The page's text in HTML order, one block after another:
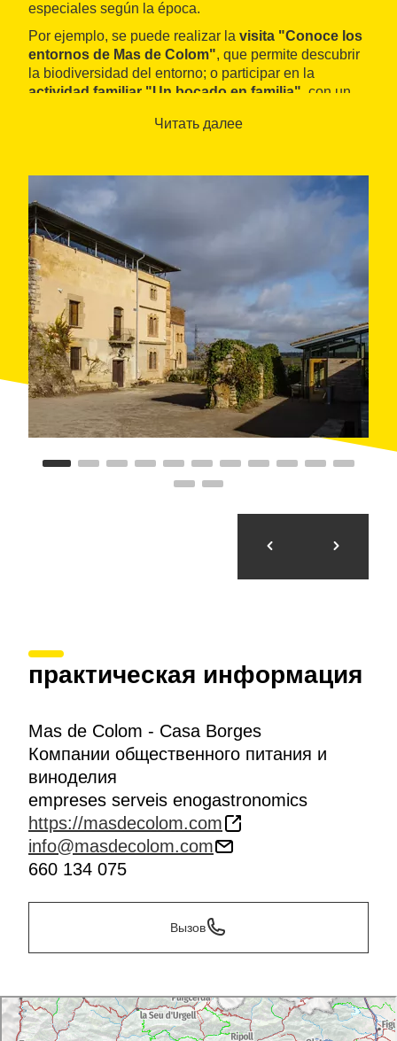
especiales según la época.
Por ejemplo, se puede realizar la visita "Conoce los
entornos de Mas de Colom", que permite descubrir
la biodiversidad del entorno; o participar en la
actividad familiar "Un bocado en familia" , con un
del año: espectáculos de la floración, atardeceres
especiales de verano o demostraciones culinarias
con productos Borges, entre otros.
Además, cuenta con la posibilidad de complementar
la visita disfrutando de una comida en uno de los
restaurantes de la zona con el
menú especial Mas
de Colom
, el cual integra productos propios de
Borges.
Читать далее
практическая информация
Mas de Colom - Casa Borges
Компании общественного питания и
виноделия
empreses serveis enogastronomics
https://masdecolom.com
info@masdecolom.com
660 134 075
Вызов